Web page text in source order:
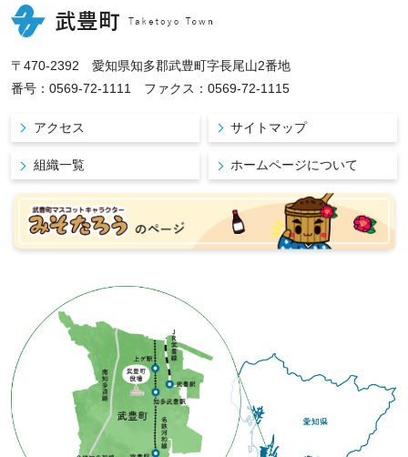
〒470-2392 愛知県知多郡武豊町字長尾山2番地
番号：0569-72-1111 ファクス：0569-72-1115
アクセス サイトマップ
組織一覧 ホームページについて